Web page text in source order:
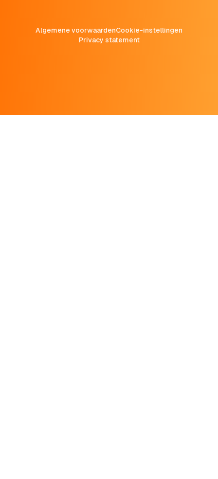
Algemene voorwaardenCookie-instellingen
Privacy statement